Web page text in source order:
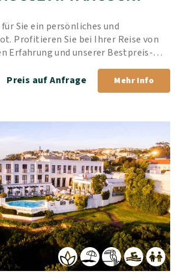
Sie ein persönliches und
Profitieren Sie bei Ihrer Reise von
Erfahrung und unserer Bestpreis-
Preis auf Anfrage
Mehr Info